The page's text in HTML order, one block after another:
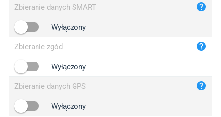
maper.info
2no.co
yip.su
iplogger.info
Zbieranie danych SMART
Wyłączony
Zbieranie zgód
Wyłączony
Zbieranie danych GPS
Wyłączony